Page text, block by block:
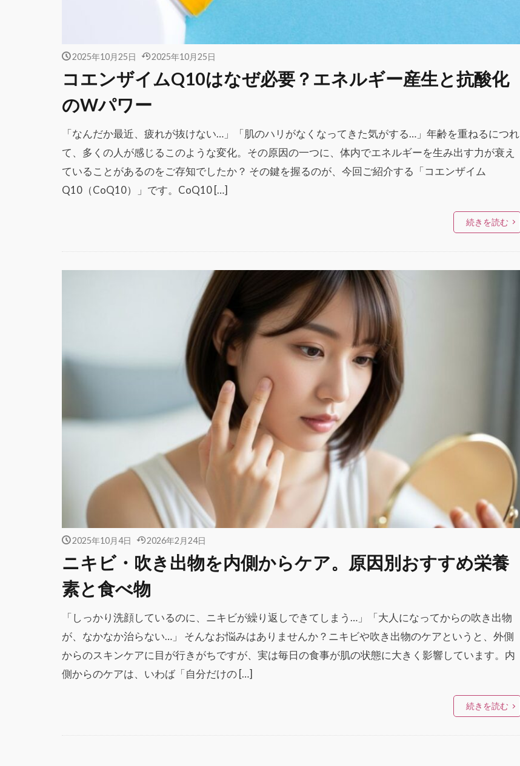
2025年10月25日 2025年10月25日
コエンザイムQ10はなぜ必要？エネルギー産生と抗酸化
のWパワー
「なんだか最近、疲れが抜けない…」「肌のハリがなくなってきた気がする…」年齢を重ねるにつれ
て、多くの人が感じるこのような変化。その原因の一つに、体内でエネルギーを生み出す力が衰え
ていることがあるのをご存知でしたか？ その鍵を握るのが、今回ご紹介する「コエンザイム
Q10（CoQ10）」です。CoQ10 […]
続きを読む
2025年10月4日 2026年2月24日
ニキビ・吹き出物を内側からケア。原因別おすすめ栄養
素と食べ物
「しっかり洗顔しているのに、ニキビが繰り返しできてしまう…」「大人になってからの吹き出物
が、なかなか治らない…」 そんなお悩みはありませんか？ニキビや吹き出物のケアというと、外側
からのスキンケアに目が行きがちですが、実は毎日の食事が肌の状態に大きく影響しています。内
側からのケアは、いわば「自分だけの […]
続きを読む